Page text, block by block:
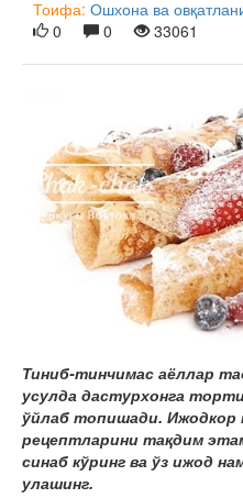
Тоифа: Ошхона ва
0
0 33061
Тиниб-тинчимас аёллар
усулда дастурхонга
ўйлаб топишади. Ижодкор
рецептларини тақдим
синаб кўринг ва ўз ижод
улашинг.